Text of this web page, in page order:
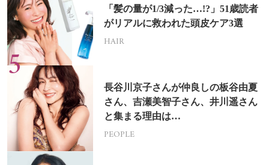
「髪の量が1/3減った…!?」51歳読者
がリアルに救われた頭皮ケア3選
HAIR
長谷川京子さんが仲良しの板谷由夏
さん、吉瀬美智子さん、井川遥さん
と集まる理由は…
PEOPLE